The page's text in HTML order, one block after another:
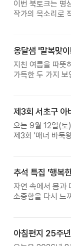
이번 북토크는 명
작가의 목소리로
옹달샘 '말복맞
지친 여름을 따뜻
가득한 두 가지
오는 9월 12일(토
제3회 '매너 바둑
추석 특집 '행복
자연 속에서 몸과
소중함을 다시 느
아침편지 25주